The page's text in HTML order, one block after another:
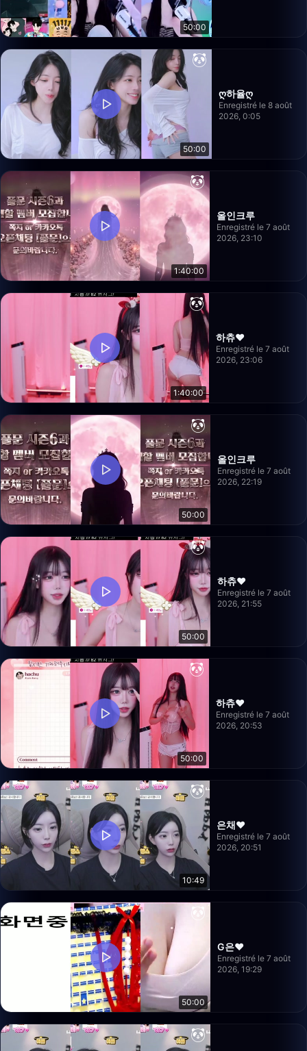
50:00
50:00
ღ하율ღ
Enregistré le 8 août
2026, 0:05
1:40:00
올인크루
Enregistré le 7 août
2026, 23:10
1:40:00
하츄♥
Enregistré le 7 août
2026, 23:06
50:00
올인크루
Enregistré le 7 août
2026, 22:19
50:00
하츄♥
Enregistré le 7 août
2026, 21:55
50:00
하츄♥
Enregistré le 7 août
2026, 20:53
10:49
은채❤️
Enregistré le 7 août
2026, 20:51
50:00
G은❤️
Enregistré le 7 août
2026, 19:29